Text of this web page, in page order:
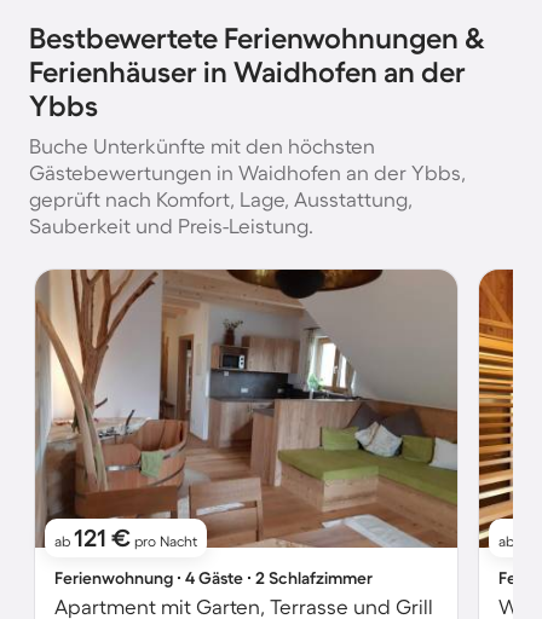
Bestbewertete Ferienwohnungen &
Ferienhäuser in Waidhofen an der
Ybbs
Buche Unterkünfte mit den höchsten
Gästebewertungen in Waidhofen an der Ybbs,
geprüft nach Komfort, Lage, Ausstattung,
Sauberkeit und Preis-Leistung.
ab 121 € pro Nacht
Ferienwohnung ∙ 4 Gäste ∙ 2 Schlafzimmer
Apartment mit Garten, Terrasse und Grill
ab